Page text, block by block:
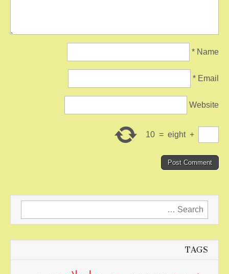
Name
*
Email
*
Website
+
eight
=
10
Search
for:
TAGS